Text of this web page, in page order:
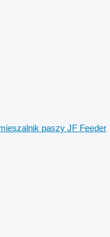
paszy JF Feeder